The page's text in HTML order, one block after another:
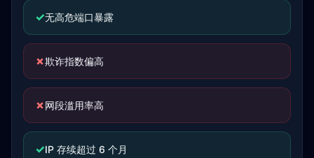
✓无高危端口暴露
✗欺诈指数偏高
✗网段滥用率高
✓IP 存续超过 6 个月